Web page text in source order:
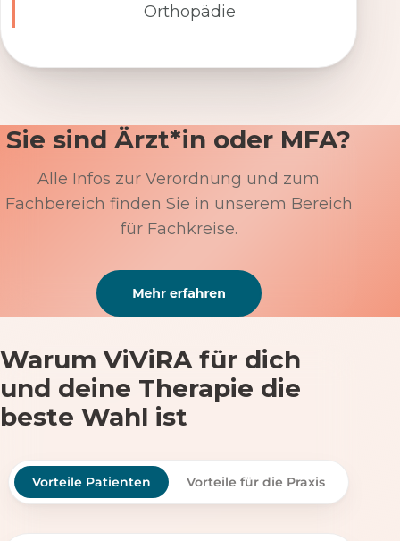
Orthopädie
Sie sind Ärzt*in oder MFA?
Alle Infos zur Verordnung und zum
Fachbereich finden Sie in unserem Bereich
für Fachkreise.
Warum ViViRA für dich
und deine Therapie die
beste Wahl ist
Vorteile Patienten Vorteile für die Praxis